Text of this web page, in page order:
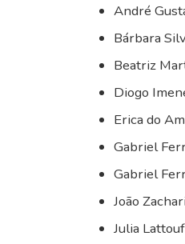
André
Bárbara
Beatriz
Diogo
Erica do
Gabriel
Gabriel
João
Julia